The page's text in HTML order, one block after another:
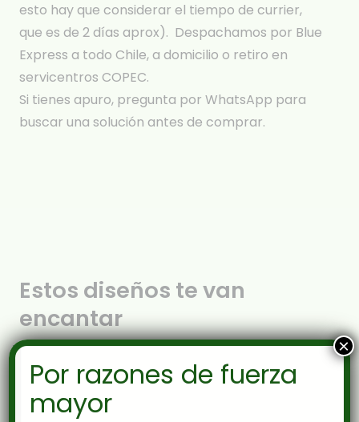
esto hay que considerar el tiempo de currier,
que es de 2 días aprox). Despachamos por Blue
Express a todo Chile, a domicilio o retiro en
servicentros COPEC.
Si tienes apuro, pregunta por WhatsApp para
buscar una solución antes de comprar.
Estos diseños te van
encantar
Por razones de fuerza
mayor
×